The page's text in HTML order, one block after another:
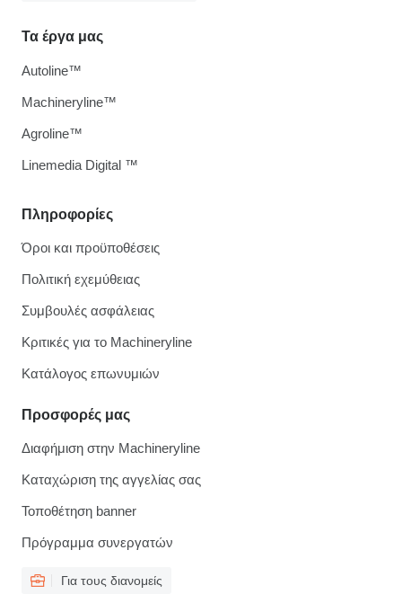
Πληροφορίες
Όροι και προϋποθέσεις
Πολιτική εχεμύθειας
Συμβουλές ασφάλειας
Κριτικές για το Machineryline
Κατάλογος επωνυμιών
Προσφορές μας
Διαφήμιση στην Machineryline
Καταχώριση της αγγελίας σας
Τοποθέτηση banner
Πρόγραμμα συνεργατών
Για τους διανομείς
Τα έργα μας
Autoline™
Machineryline™
Agroline™
Linemedia Digital ™